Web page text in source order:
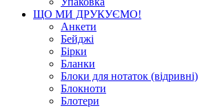
ЩО МИ ДРУКУЄМО!
Анкети
Бейджі
Бірки
Бланки
Блоки для нотаток (відривні)
Блокноти
Блотери